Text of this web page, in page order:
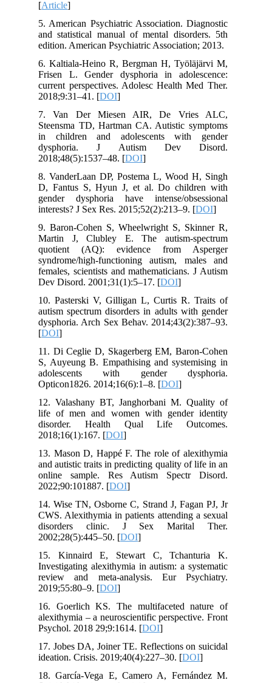
[Article
5. American Psychiatric Association. Diagnostic
and statistical manual of mental disorders. 5th
edition. American Psychiatric Association; 2013.
6. Kaltiala-Heino R, Bergman H, Työläjärvi M,
Frisen L. Gender dysphoria in adolescence:
current perspectives. Adolesc Health Med Ther.
2018;9:31–41. [DOI
7. Van Der Miesen AIR, De Vries ALC,
Steensma TD, Hartman CA. Autistic symptoms
in children and adolescents with gender
dysphoria. J Autism Dev Disord.
2018;48(5):1537–48. [DOI
8. VanderLaan DP, Postema L, Wood H, Singh
D, Fantus S, Hyun J, et al. Do children with
gender dysphoria have intense/obsessional
interests? J Sex Res. 2015;52(2):213–9. [DOI
9. Baron-Cohen S, Wheelwright S, Skinner R,
Martin J, Clubley E. The autism-spectrum
quotient (AQ): evidence from Asperger
syndrome/high-functioning autism, males and
females, scientists and mathematicians. J Autism
Dev Disord. 2001;31(1):5–17. [DOI
10. Pasterski V, Gilligan L, Curtis R. Traits of
autism spectrum disorders in adults with gender
dysphoria. Arch Sex Behav. 2014;43(2):387–93.
[DOI
11. Di Ceglie D, Skagerberg EM, Baron-Cohen
S, Auyeung B. Empathising and systemising in
adolescents with gender dysphoria.
Opticon1826. 2014;16(6):1–8. [DOI
12. Valashany BT, Janghorbani M. Quality of
life of men and women with gender identity
disorder. Health Qual Life Outcomes.
2018;16(1):167. [DOI
13. Mason D, Happé F. The role of alexithymia
and autistic traits in predicting quality of life in an
online sample. Res Autism Spectr Disord.
2022;90:101887. [DOI
14. Wise TN, Osborne C, Strand J, Fagan PJ, Jr
CWS. Alexithymia in patients attending a sexual
disorders clinic. J Sex Marital Ther.
2002;28(5):445–50. [DOI
15. Kinnaird E, Stewart C, Tchanturia K.
Investigating alexithymia in autism: a systematic
review and meta-analysis. Eur Psychiatry.
2019;55:80–9. [DOI
16. Goerlich KS. The multifaceted nature of
alexithymia – a neuroscientific perspective. Front
Psychol. 2018 29;9:1614. [DOI
17. Jobes DA, Joiner TE. Reflections on suicidal
ideation. Crisis. 2019;40(4):227–30. [DOI
18. García-Vega E, Camero A, Fernández M.